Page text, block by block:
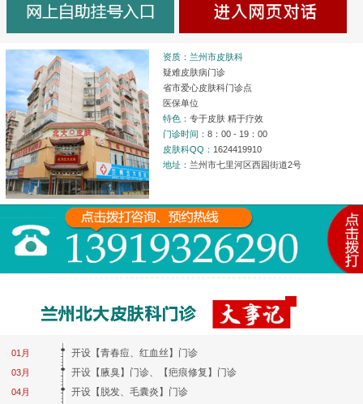
资质：兰州市皮肤科
疑难皮肤病门诊
省市爱心皮肤科门诊点
医保单位
特色：专于皮肤 精于疗效
门诊时间：8：00 - 19：00
皮肤科QQ： 1624419910
地址： 兰州市七里河区西园街道2号
01月
03月
04月
开设【青春痘、红血丝】门诊
开设【腋臭】门诊、【疤痕修复】门诊
开设【脱发、毛囊炎】门诊